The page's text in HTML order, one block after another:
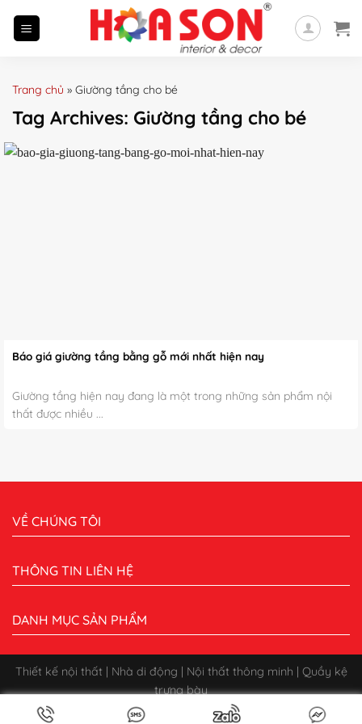
Trang chủ » Giường tầng cho bé
Tag Archives: Giường tầng cho bé
Báo giá giường tầng bằng gỗ mới nhất hiện nay
Giường tầng hiện nay đang là một trong những sản phẩm nội
thất được nhiều ...
VỀ CHÚNG TÔI
THÔNG TIN LIÊN HỆ
DANH MỤC SẢN PHẨM
Thiết kế nội thất | Nhà di động | Nội thất thông minh | Quầy kệ
trưng bày
Bản quyền 2026 ©
CÔNG TY CỔ PHẦN XÂY DỰNG QUẢNG CÁO